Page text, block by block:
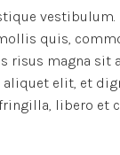
vestibulum.
quis,
risus magna sit
elit, et
libero et